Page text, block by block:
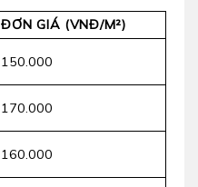
ĐƠN GIÁ (VNĐ/M²)
150.000
170.000
160.000